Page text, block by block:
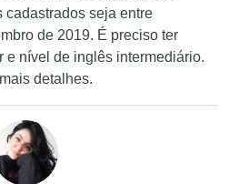
cadastrados seja entre
de 2019. É preciso ter
nível de inglês intermediário.
detalhes.